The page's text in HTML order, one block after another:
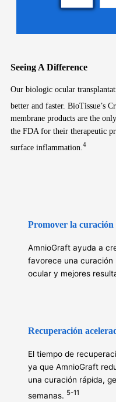
Seeing A Difference
Our biologic ocular
better and faster. BioTissue’s
membrane products are the
the FDA for their therapeutic
surface inflammation. 4
Promover la curación
AmnioGraft ayuda a
favorece una curación
ocular y mejores
Recuperación
El tiempo de
ya que AmnioGraft
una curación rápida,
semanas. 5-11